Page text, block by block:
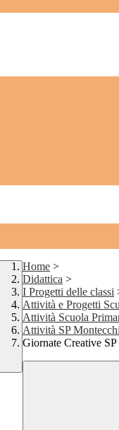
Home >
Didattica >
I Progetti delle classi
Attività e Progetti
Attività Scuola
Attività SP
Giornate Creative